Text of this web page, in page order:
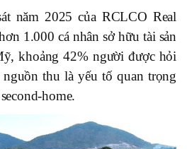
năm 2025 của RCLCO Real
1.000 cá nhân sở hữu tài sản
khoảng 42% người được hỏi
thu là yếu tố quan trọng
home.